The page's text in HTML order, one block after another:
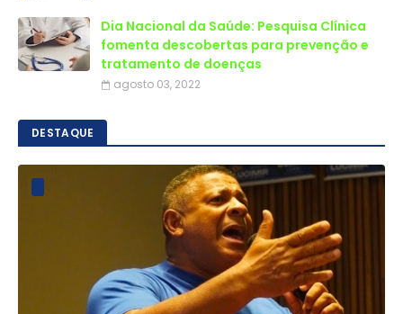
Dia Nacional da Saúde: Pesquisa Clínica
fomenta descobertas para prevenção e
tratamento de doenças
agosto 03, 2022
DESTAQUE